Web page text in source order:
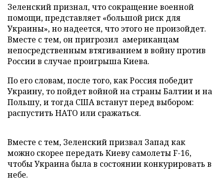
Зеленский признал, что сокращение военной
помощи, представляет «большой риск для
Украины», но надеется, что этого не произойдет.
Вместе с тем, он пригрозил американцам
непосредственным втягиванием в войну против
России в случае проигрыша Киева.
По его словам, после того, как Россия победит
Украину, то пойдет войной на страны Балтии и на
Польшу, и тогда США встанут перед выбором:
распустить НАТО или сражаться.
Вместе с тем, Зеленский призвал Запад как
можно скорее передать Киеву самолеты F-16,
чтобы Украина была в состоянии конкурировать в
небе.